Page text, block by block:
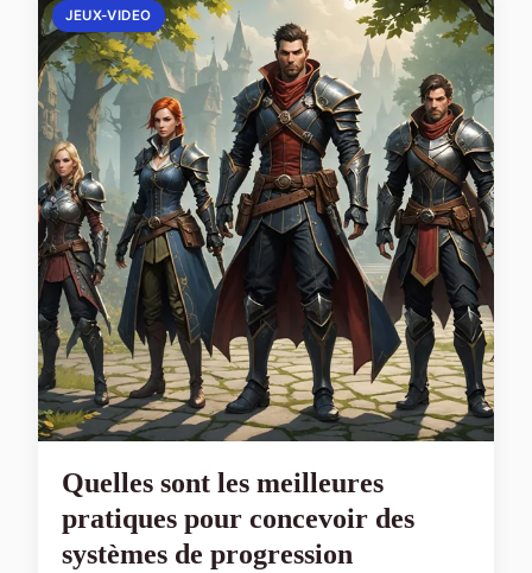
JEUX-VIDEO
Quelles sont les meilleures
pratiques pour concevoir des
systèmes de progression